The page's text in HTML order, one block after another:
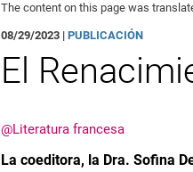
The content on this page was
08/29/2023 |PUBLICACIÓN
El
@Literatura francesa
La coeditora, la Dra. Sofina